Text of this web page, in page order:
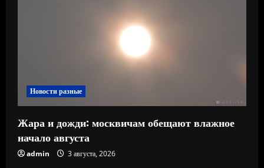
Новости разные
Жара и дожди: москвичам обещают влажное
начало августа
admin 3 августа, 2026